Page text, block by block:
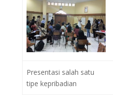
Presentasi salah satu
tipe kepribadian